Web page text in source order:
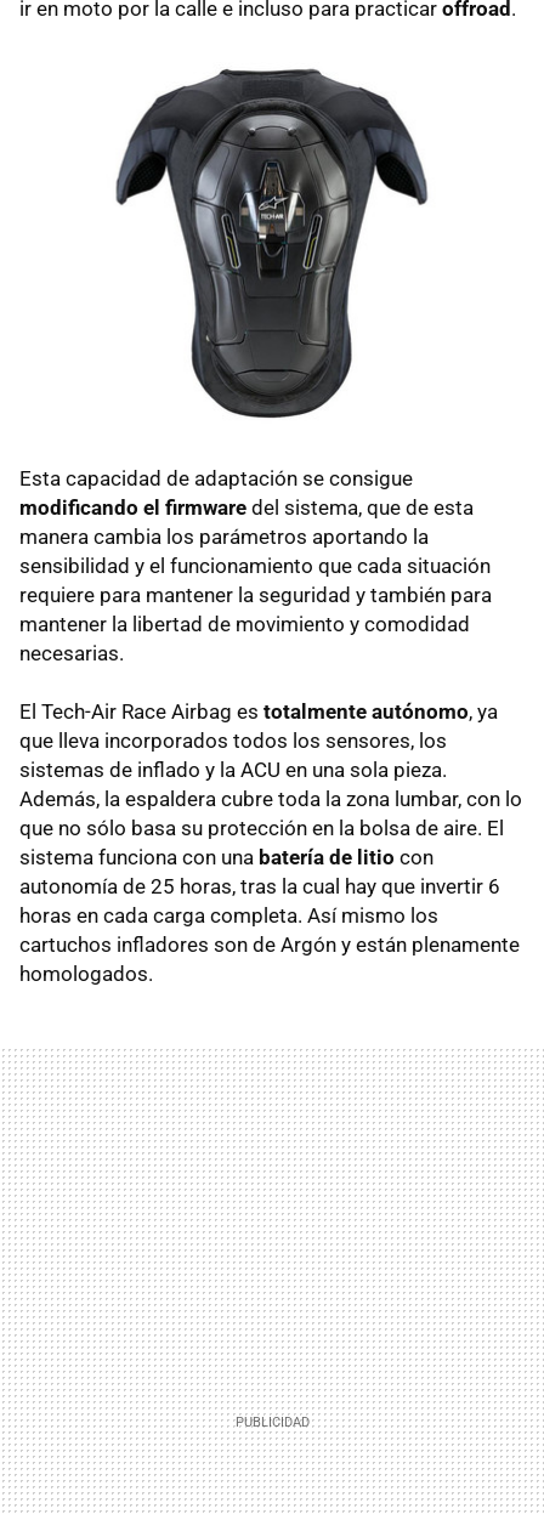
ir en moto por la calle e incluso para practicar offroad .
Esta capacidad de adaptación se consigue
modificando el firmware del sistema, que de esta
manera cambia los parámetros aportando la
sensibilidad y el funcionamiento que cada situación
requiere para mantener la seguridad y también para
mantener la libertad de movimiento y comodidad
necesarias.
El Tech-Air Race Airbag es totalmente autónomo, ya
que lleva incorporados todos los sensores, los
sistemas de inflado y la ACU en una sola pieza.
Además, la espaldera cubre toda la zona lumbar, con lo
que no sólo basa su protección en la bolsa de aire. El
sistema funciona con una batería de litio con
autonomía de 25 horas, tras la cual hay que invertir 6
horas en cada carga completa. Así mismo los
cartuchos infladores son de Argón y están plenamente
homologados.